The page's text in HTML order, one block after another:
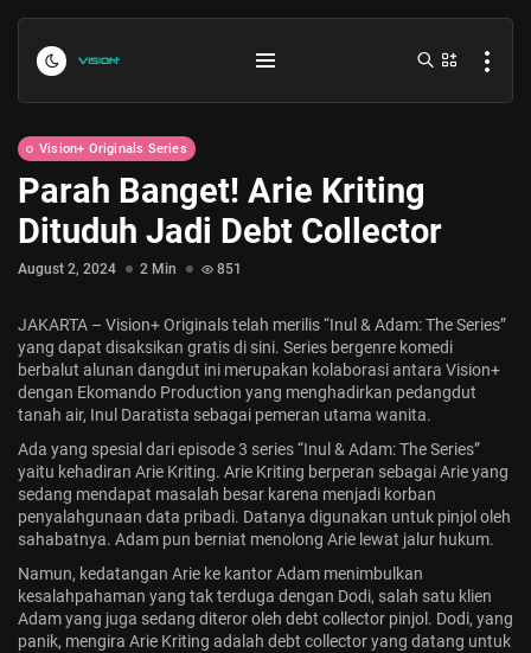
Indonesia vs Kamboja Hari Ini...
July 27, 2026 4 Min
Formula 1 Hungarian Grand Prix...
July 23, 2026 4 Min
July 22, 2026 3 Min
Vision+ Originals Series
Parah Banget! Arie Kriting
Dituduh Jadi Debt Collector
August 2, 2024 2 Min 851
JAKARTA – Vision+ Originals telah merilis “Inul & Adam: The Series”
yang dapat disaksikan gratis di sini. Series bergenre komedi
berbalut alunan dangdut ini merupakan kolaborasi antara Vision+
dengan Ekomando Production yang menghadirkan pedangdut
tanah air, Inul Daratista sebagai pemeran utama wanita.
Ada yang spesial dari episode 3 series “Inul & Adam: The Series”
yaitu kehadiran Arie Kriting. Arie Kriting berperan sebagai Arie yang
sedang mendapat masalah besar karena menjadi korban
penyalahgunaan data pribadi. Datanya digunakan untuk pinjol oleh
sahabatnya. Adam pun berniat menolong Arie lewat jalur hukum.
Namun, kedatangan Arie ke kantor Adam menimbulkan
kesalahpahaman yang tak terduga dengan Dodi, salah satu klien
Adam yang juga sedang diteror oleh debt collector pinjol. Dodi, yang
panik, mengira Arie Kriting adalah debt collector yang datang untuk